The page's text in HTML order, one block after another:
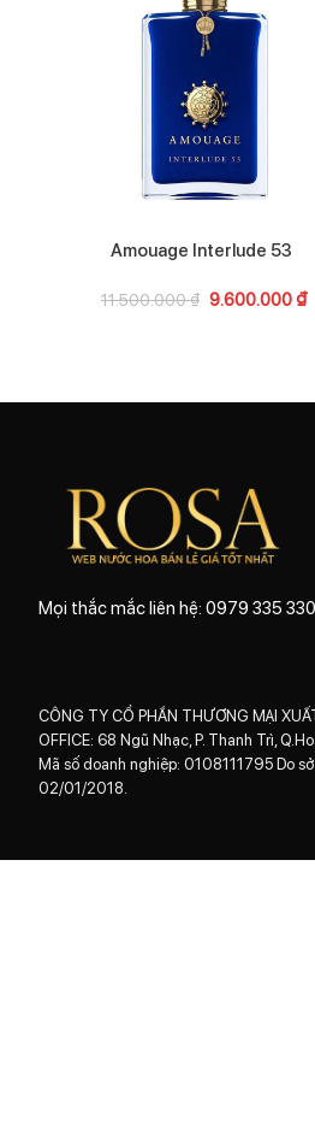
Amouage Interlude 53
11.500.000₫ 9.600.000₫
Mọi thắc mắc liên hệ: 0979 335 330
CÔNG TY CỔ PHẦN THƯƠNG MẠI
OFFICE: 68 Ngũ Nhạc, P. Thanh Trì,
Mã số doanh nghiệp: 0108111795 Do
02/01/2018.